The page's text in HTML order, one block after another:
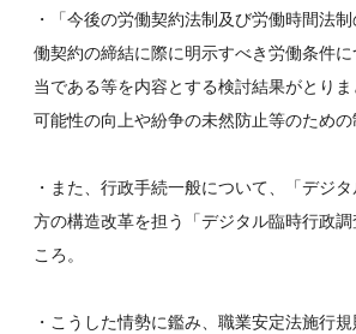
・「今後の労働契約法制及び労働時間法
働契約の締結に際に明示すべき労働条件
当である等を内容とする検討結果がとり
可能性の向上や紛争の未然防止等のための
・また、行政手続一般について、「デジ
方の構造改革を担う「デジタル臨時行政
ころ。
・こうした情勢に鑑み、職業安定法施行